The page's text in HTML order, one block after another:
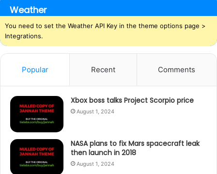
Weather
You need to set the Weather API Key in the theme options page >
Integrations.
Popular Recent Comments
Xbox boss talks Project Scorpio price
August 1, 2024
NASA plans to fix Mars spacecraft leak
then launch in 2018
August 1, 2024